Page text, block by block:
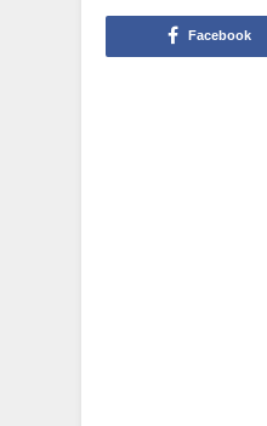
Facebook